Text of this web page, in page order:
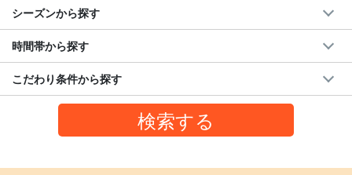
シーズンから探す
時間帯から探す
こだわり条件から探す